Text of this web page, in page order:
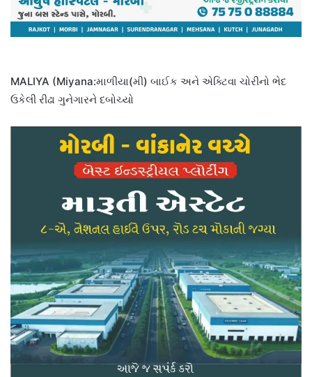
MALIYA (Miyana:માળીયા(મી) બાઈક અને એક્ટિવા ચોરીનો ભેદ
ઉકેલી રીઢા ગુનેગારને દબોચ્યો